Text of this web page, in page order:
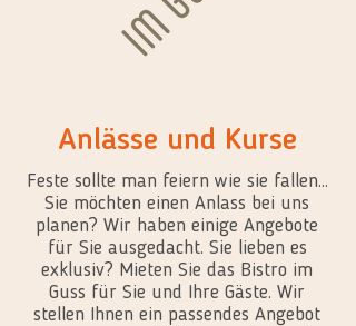
Anlässe und Kurse
Feste sollte man feiern wie sie fallen…
Sie möchten einen Anlass bei uns
planen? Wir haben einige Angebote
für Sie ausgedacht. Sie lieben es
exklusiv? Mieten Sie das Bistro im
Guss für Sie und Ihre Gäste. Wir
stellen Ihnen ein passendes Angebot